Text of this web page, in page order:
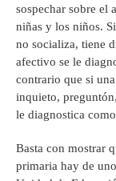
sospechar sobre el
niñas y los niños.
no socializa, tiene
afectivo se le
contrario que si
inquieto,
le diagnostica
Basta con mostrar
primaria hay de